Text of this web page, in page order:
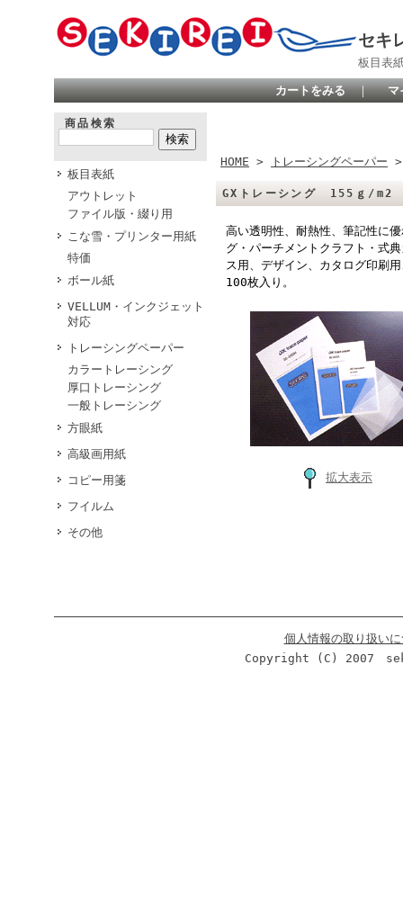
セキ
板目表
カートをみる ｜ マ
商品検索
板目表紙
アウトレット
ファイル版・綴り用
こな雪・プリンター用紙
特価
ボール紙
VELLUM・インクジェット
対応
トレーシングペーパー
カラートレーシング
厚口トレーシング
一般トレーシング
方眼紙
高級画用紙
コピー用箋
フイルム
その他
HOME > トレーシングペーパー
GXトレーシング 155ｇ/
高い透明性、耐熱性、筆記性に
グ・パーチメントクラフト・式
ス用、デザイン、カタログ印刷
100枚入り。
拡大表示
個人情報の取り扱い
Copyright (C) 2007